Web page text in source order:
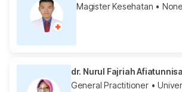
Magister Kesehatan • None
dr. Nurul Fajriah Afiatunnisa
General Practitioner•